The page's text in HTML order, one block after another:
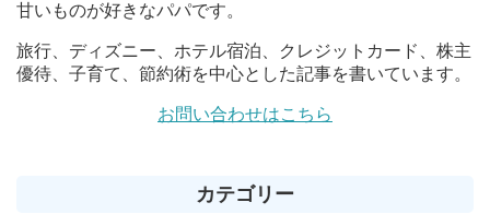
甘いものが好きなパパです。
旅行、ディズニー、ホテル宿泊、クレジットカード、株主
優待、子育て、節約術を中心とした記事を書いています。
お問い合わせはこちら
カテゴリー